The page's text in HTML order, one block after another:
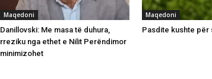
Maqedoni
Danillovski: Me masa të duhura,
rreziku nga ethet e Nilit Perëndimor
minimizohet
Maqedoni
Pasdite kushte për